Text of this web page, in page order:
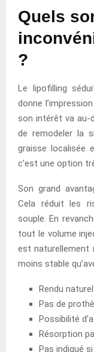
Quels
?
Le lipofilling
donne
son intérêt va au-
de remodeler la
graisse localisée
c’est une option
Son grand
Cela réduit les
souple. En
tout le volume
est naturellement
moins stable
Rendu
Pas de
Possibilité
Résorption
Pas indiqué